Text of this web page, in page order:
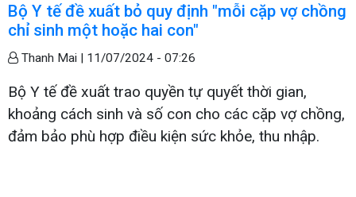
Bộ Y tế đề xuất bỏ quy định "mỗi cặp vợ chồng
chỉ sinh một hoặc hai con"
Thanh Mai | 11/07/2024 - 07:26
Bộ Y tế đề xuất trao quyền tự quyết thời gian,
khoảng cách sinh và số con cho các cặp vợ chồng,
đảm bảo phù hợp điều kiện sức khỏe, thu nhập.